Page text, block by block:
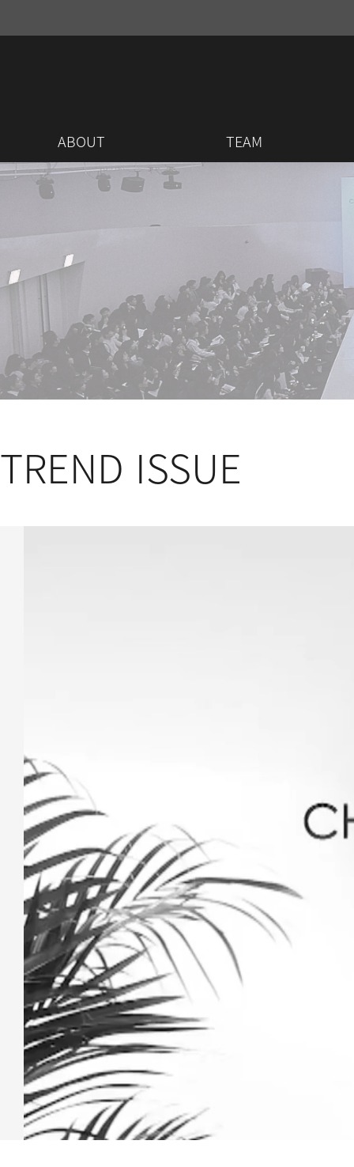
ABOUT TEAM
TREND ISSUE